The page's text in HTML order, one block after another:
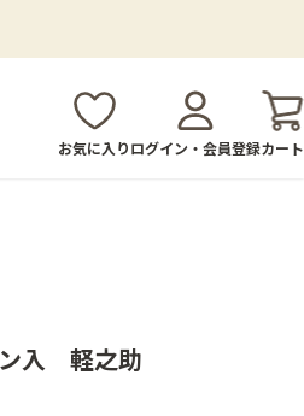
お気に入りログイン・会員登録カート
ン入 軽之助